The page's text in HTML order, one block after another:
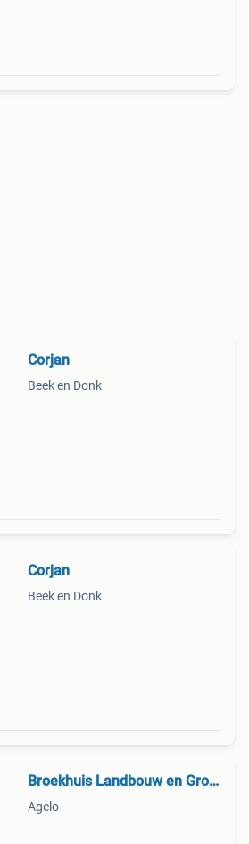
Corjan
Beek en Donk
Corjan
Beek en Donk
Broekhuis Landbouw en Groen
Agelo